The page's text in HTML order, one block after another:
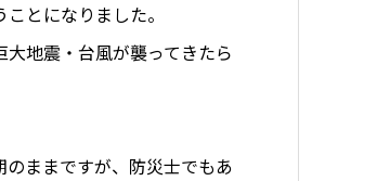
とになりました。
地震・台風が襲ってきたら
ままですが、防災士でもあ